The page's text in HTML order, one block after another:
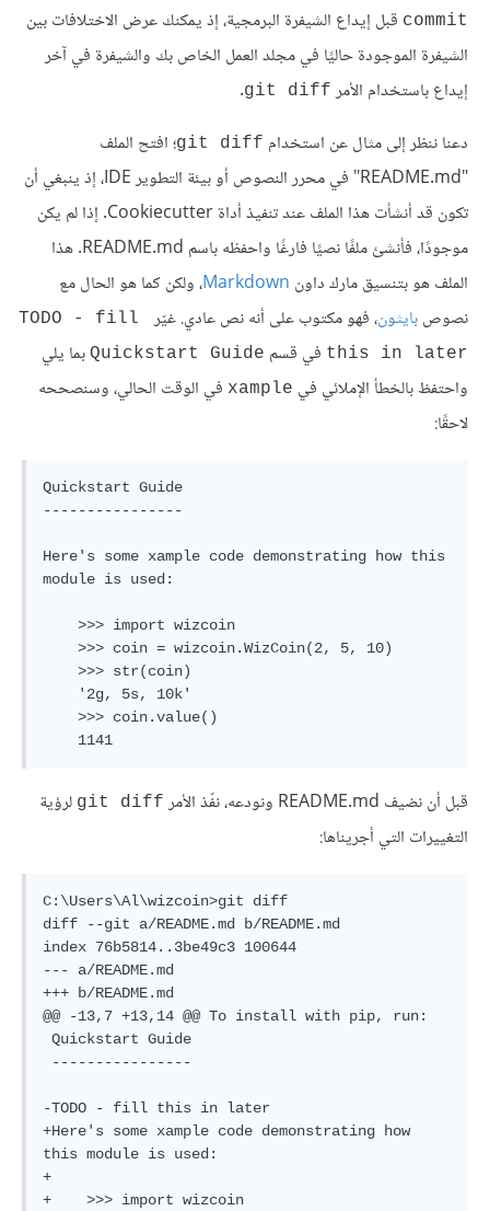
commit قبل إيداع الشيفرة البرمجية، إذ يمكنك عرض الاختلافات بين
الشيفرة الموجودة حاليًا في مجلد العمل الخاص بك والشيفرة في آخر
إيداع باستخدام الأمر git diff
.
دعنا ننظر إلى مثال عن استخدام git diff؛ افتح الملف
"README.md" في محرر النصوص أو بيئة التطوير IDE، إذ ينبغي أن
تكون قد أنشأت هذا الملف عند تنفيذ أداة Cookiecutter. إذا لم يكن
موجودًا، فأنشئ ملفًا نصيًا فارغًا واحفظه باسم README.md. هذا
الملف هو بتنسيق مارك داون Markdown، ولكن كما هو الحال مع
نصوصبايثون، فهو مكتوب على أنه نص عادي. غيّر
TODO - fill
this in later في قسم Quickstart Guide بما يلي
واحتفظ بالخطأ الإملائي في xample في الوقت الحالي، وسنصححه
لاحقًا:
Quickstart Guide
----------------
Here's some xample code demonstrating how this
module is used:
قبل أن نضيف README.md ونودعه، نفّذ الأمر git diff لرؤية
التغييرات التي أجريناها:
C:\Users\Al\wizcoin>git diff
diff --git a/README.md b/README.md
index 76b5814..3be49c3 100644
--- a/README.md
+++ b/README.md
@@ -13,7 +13,14 @@ To install with pip, run:
-TODO - fill this in later
+Here's some xample code demonstrating how
this module is used:
+
+    >>> import wizcoin